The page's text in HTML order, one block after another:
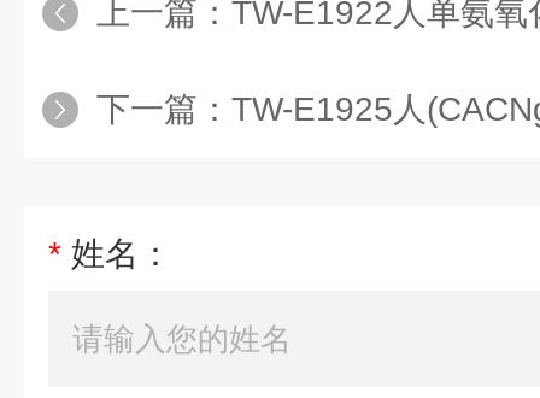
上一篇： TW-E1922人单氨氧化
下一篇： TW-E1925人
* 姓名：